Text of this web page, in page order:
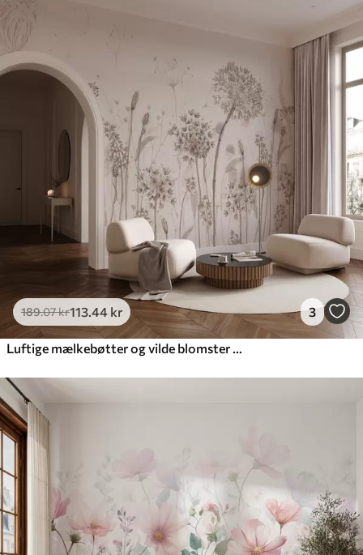
189.07kr113 .44 kr 3